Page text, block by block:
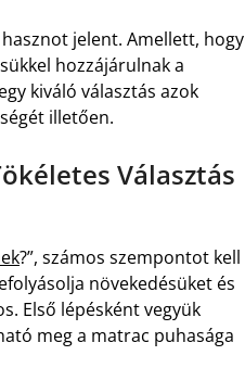
jelent. Amellett, hogy
hozzájárulnak a
kiváló választás azok
illetően.
Választás
?”, számos szempontot kell
növekedésüket és
Első lépésként vegyük
meg a matrac puhasága